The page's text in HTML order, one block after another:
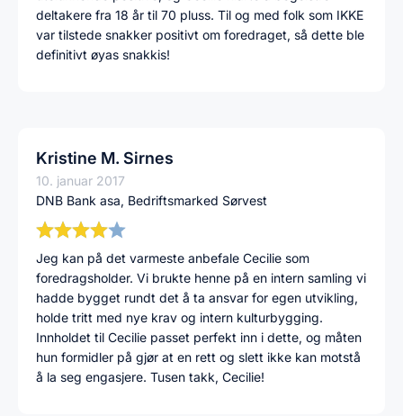
deltakere fra 18 år til 70 pluss. Til og med folk som IKKE
var tilstede snakker positivt om foredraget, så dette ble
definitivt øyas snakkis!
Kristine M. Sirnes
10. januar 2017
DNB Bank asa, Bedriftsmarked Sørvest
Jeg kan på det varmeste anbefale Cecilie som
foredragsholder. Vi brukte henne på en intern samling vi
hadde bygget rundt det å ta ansvar for egen utvikling,
holde tritt med nye krav og intern kulturbygging.
Innholdet til Cecilie passet perfekt inn i dette, og måten
hun formidler på gjør at en rett og slett ikke kan motstå
å la seg engasjere. Tusen takk, Cecilie!